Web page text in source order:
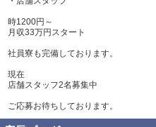
時1200円～
月収33万円スタート
社員寮も完備しております。
現在
店舗スタッフ2名募集中
ご応募お待ちしております。